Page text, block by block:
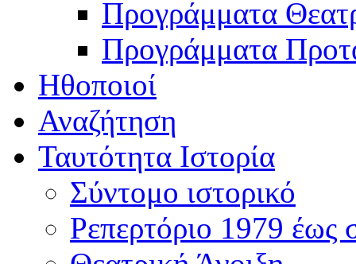
Προγράμματα
Προγράμματα
Ηθοποιοί
Αναζήτηση
Ταυτότητα Ιστορία
Σύντομο ιστορικό
Ρεπερτόριο 1979 έως